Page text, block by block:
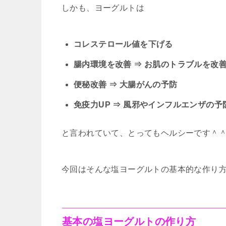
しかも、ヨーグルトは
コレステロール値を下げる
腸内環境を改善 ⇒ お肌のトラブルを改
便秘改善 ⇒ 大腸がんの予防
免疫力UP ⇒ 風邪やインフルエンザの予
と言われていて、とってもヘルシーです＾＾
今回はそんな塩ヨーグルトの基本的な作り
基本の塩ヨーグルトの作り方